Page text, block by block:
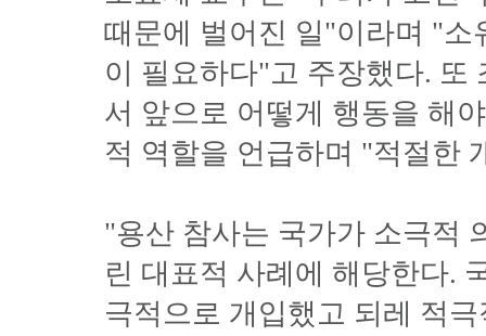
때문에 벌어진 일"이라며 "소
이 필요하다"고 주장했다. 또
서 앞으로 어떻게 행동을 해
적 역할을 언급하며 "적절한
"용산 참사는 국가가 소극적
린 대표적 사례에 해당한다.
극적으로 개입했고 되레 적